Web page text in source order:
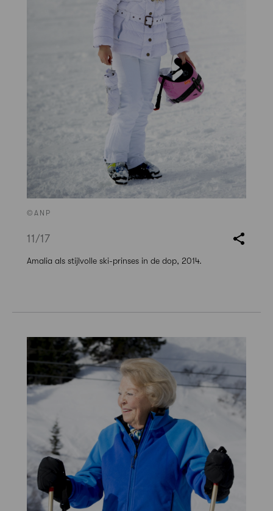
©ANP
11/17
Amalia als stijlvolle ski-prinses in de dop, 2014.